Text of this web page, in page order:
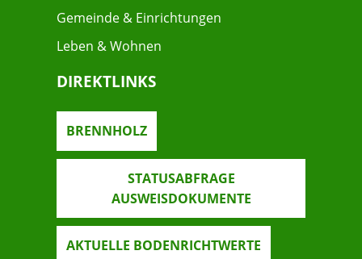
Gemeinde & Einrichtungen
Leben & Wohnen
DIREKTLINKS
BRENNHOLZ
STATUSABFRAGE
AUSWEISDOKUMENTE
AKTUELLE BODENRICHTWERTE